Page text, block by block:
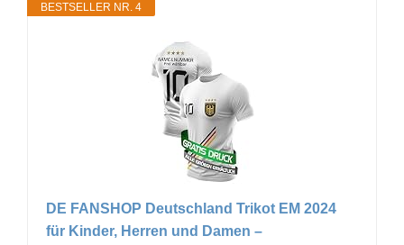
BESTSELLER NR. 4
DE FANSHOP Deutschland Trikot EM 2024
für Kinder, Herren und Damen –